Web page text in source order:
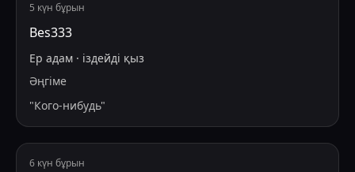
5 күн бұрын
Bes333
Ер адам · іздейді қыз
Әңгіме
"Кого-нибудь"
6 күн бұрын